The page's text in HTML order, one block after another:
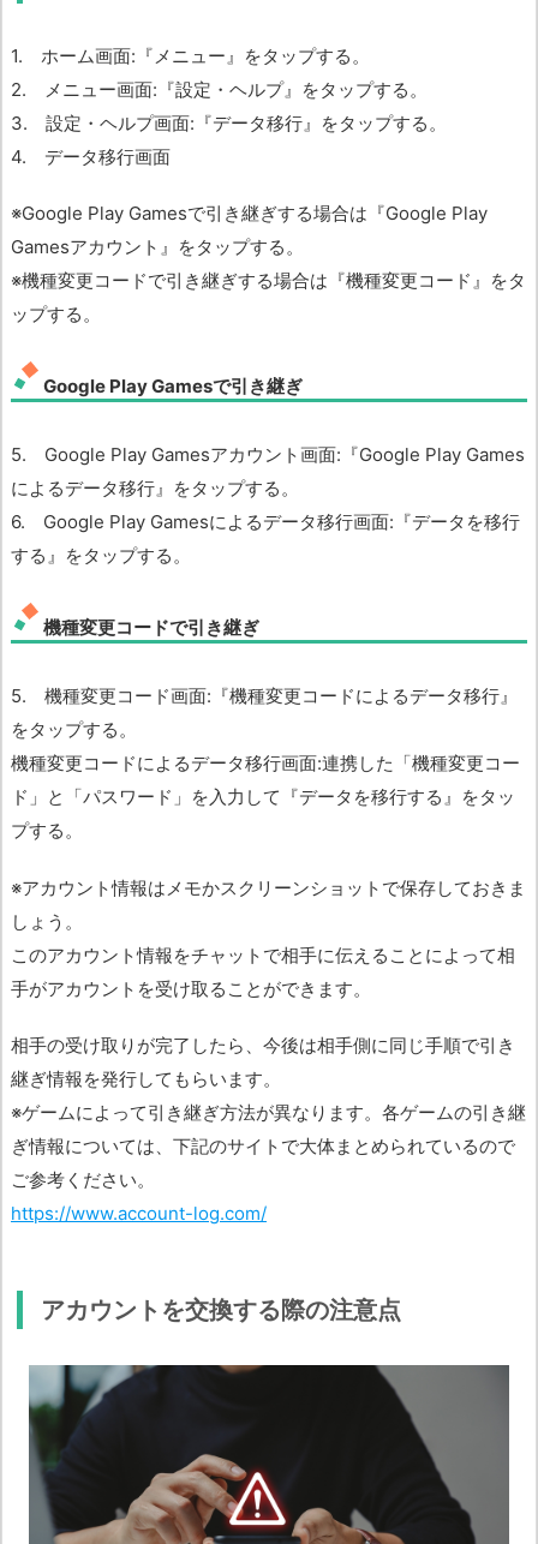
1. ホーム画面:『メニュー』をタップする。
2. メニュー画面:『設定・ヘルプ』をタップする。
3. 設定・ヘルプ画面:『データ移行』をタップする。
4. データ移行画面
※Google Play Gamesで引き継ぎする場合は『Google Play
Gamesアカウント』をタップする。
※機種変更コードで引き継ぎする場合は『機種変更コード』をタ
ップする。
Google Play Gamesで引き継ぎ
5. Google Play Gamesアカウント画面:『Google Play Games
によるデータ移行』をタップする。
6. Google Play Gamesによるデータ移行画面:『データを移行
する』をタップする。
機種変更コードで引き継ぎ
5. 機種変更コード画面:『機種変更コードによるデータ移行』
をタップする。
機種変更コードによるデータ移行画面:連携した「機種変更コー
ド」と「パスワード」を入力して『データを移行する』をタッ
プする。
※アカウント情報はメモかスクリーンショットで保存しておきま
しょう。
このアカウント情報をチャットで相手に伝えることによって相
手がアカウントを受け取ることができます。
相手の受け取りが完了したら、今後は相手側に同じ手順で引き
継ぎ情報を発行してもらいます。
※ゲームによって引き継ぎ方法が異なります。各ゲームの引き継
ぎ情報については、下記のサイトで大体まとめられているので
ご参考ください。
https://www.account-log.com/
アカウントを交換する際の注意点